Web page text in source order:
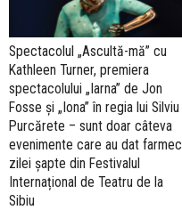
Spectacolul „Ascultă-mă” cu
Kathleen Turner, premiera
spectacolului „Iarna” de Jon
Fosse și „Iona” în regia lui Silviu
Purcărete – sunt doar câteva
evenimente care au dat farmec
zilei șapte din Festivalul
Internațional de Teatru de la
Sibiu